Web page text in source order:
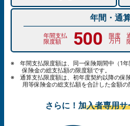
年間・通
年間支払
限度額
500 万円
※ 年間支払限度額は、同一保険期間中（1
保険金の総支払額の限度額です。
※ 通算支払限度額は、初年度契約以降の保
用等保険金の総支払額を合計した金額の
さらに！ 加入者専用